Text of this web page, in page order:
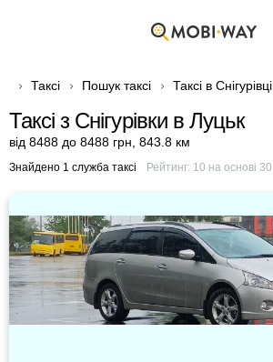
Таксі Пошук таксі Таксі в Снігурівці
Таксі з Снігурівки в Луцьк
від 8488 до 8488 грн 843.8 км
Знайдено 1 служба таксі Рейтинг: 10 на основі 30